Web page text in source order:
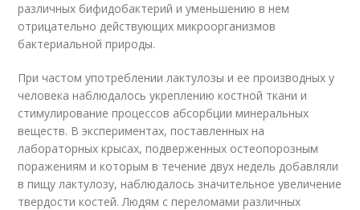
различных бифидобактерий и уменьшению в нем
отрицательно действующих микроорганизмов
бактериальной природы.
При частом употреблении лактулозы и ее производных у
человека наблюдалось укреплению костной ткани и
стимулирование процессов абсорбции минеральных
веществ. В экспериментах, поставленных на
лабораторных крысах, подверженных остеопорозным
поражениям и которым в течение двух недель добавляли
в пищу лактулозу, наблюдалось значительное увеличение
твердости костей. Людям с переломами различных